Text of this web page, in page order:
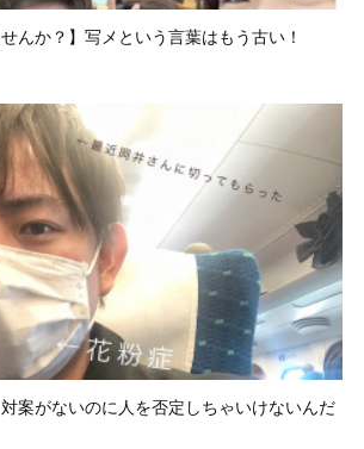
んか？】写メという言葉はもう古い！
対案がないのに人を否定しちゃいけないんだ